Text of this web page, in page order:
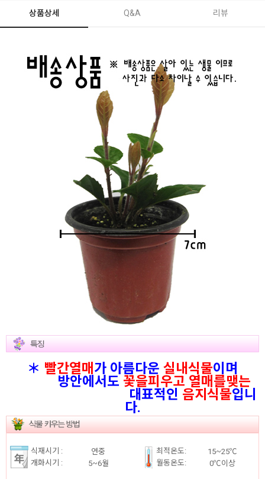
상품상세 Q&A 리뷰
＊ 빨간열매가 아름다운 실내식물이며
방안에서도 꽃을피우고 열매를맺는
대표적인 음지식물입니
다.
식재시기 :
개화시기 :
연중
5~6월
최적온도:
월동온도:
15~25℃
0℃이상